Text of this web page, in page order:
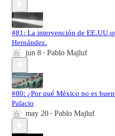
#81: La intervención de EE.UU
Hernández.
jun 8 • Pablo Majluf
#80: ¿Por qué México no es
Palacio
may 20 • Pablo Majluf